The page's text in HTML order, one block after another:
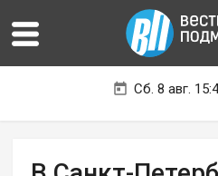
Сб. 8 авг.